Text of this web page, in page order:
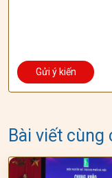
Bài viết cùng